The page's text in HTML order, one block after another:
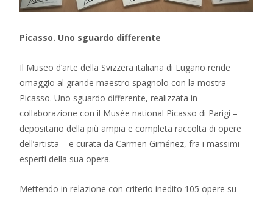
Picasso. Uno sguardo differente
Il Museo d’arte della Svizzera italiana di Lugano rende
omaggio al grande maestro spagnolo con la mostra
Picasso. Uno sguardo differente, realizzata in
collaborazione con il Musée national Picasso di Parigi –
depositario della più ampia e completa raccolta di opere
dell’artista – e curata da Carmen Giménez, fra i massimi
esperti della sua opera.
Mettendo in relazione con criterio inedito 105 opere su